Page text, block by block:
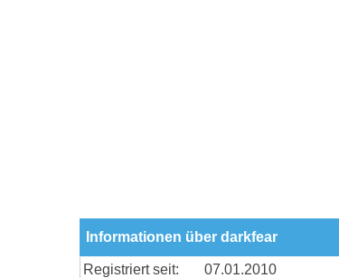
Informationen über darkfear
Registriert seit:
07.01.2010